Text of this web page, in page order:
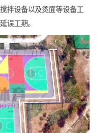
拌设备以及烫面等设备工
误工期。